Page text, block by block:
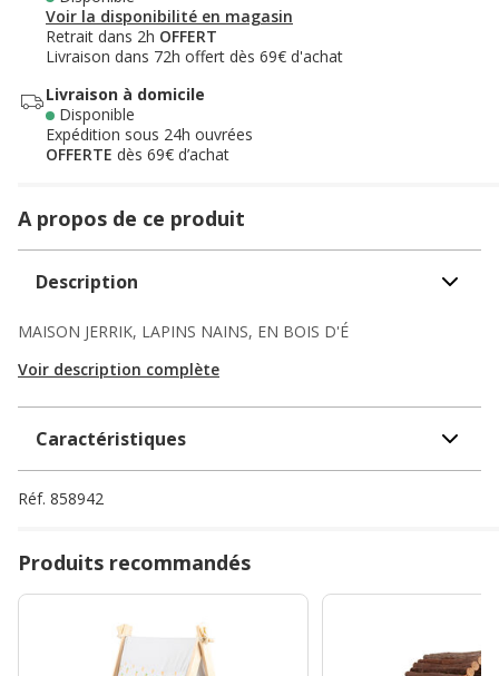
Voir la disponibilité en magasin
Retrait dans 2h OFFERT
Livraison dans 72h offert dès 69€ d'achat
Livraison à domicile
Disponible
Expédition sous 24h ouvrées
OFFERTE dès 69€ d’achat
A propos de ce produit
Description
MAISON JERRIK, LAPINS NAINS, EN BOIS D'É
Voir description complète
Caractéristiques
Réf. 858942
Produits recommandés